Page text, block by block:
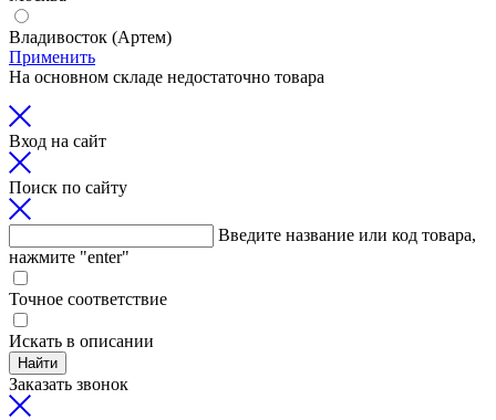
Владивосток (Артем)
Применить
На основном складе недостаточно товара
Вход на сайт
Поиск по сайту
Введите название или код товара,
нажмите "enter"
Точное соответствие
Искать в описании
Найти
Заказать звонок